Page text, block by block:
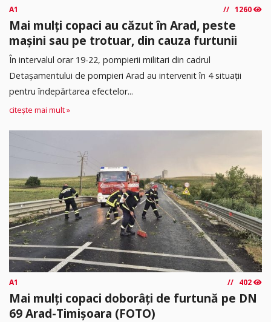
A1 1260
Mai mulți copaci au căzut în Arad, peste
mașini sau pe trotuar, din cauza furtunii
În intervalul orar 19-22, pompierii militari din cadrul
Detașamentului de pompieri Arad au intervenit în 4 situații
pentru îndepărtarea efectelor...
citește mai mult »
A1 402
Mai mulți copaci doborâți de furtună pe DN
69 Arad-Timișoara (FOTO)